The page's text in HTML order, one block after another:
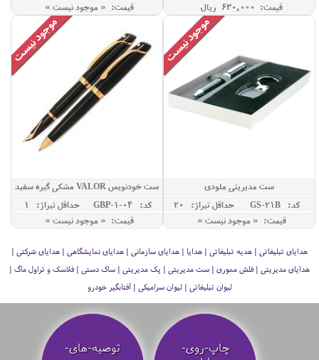
قیمت: 630,000 ريال
قیمت: « موجود نیست »
ست مدیریتی ملودی
کد: GS-21B
حداقل تيراژ: 20
قیمت: « موجود نیست »
ست خودنویس VALOR مشکی گیره سفید
کد: GBP-1-04
حداقل تيراژ: 1
قیمت: « موجود نیست »
هدایای تبلیغاتی | هدیه تبلیغاتی | هدایا | هدایای سازمانی | هدایای نمایشگاهی | هدایای شرکتی |
هدایای مدیریتی | فلش مموری | ست مدیریتی | پک مدیریتی | ساک دستی | فلاسک و تراول ماگ |
لیوان تبلیغاتی | لیوان سرامیکی | آفتابگیر خودرو
چاپ-روی-
توصیه‌-های-